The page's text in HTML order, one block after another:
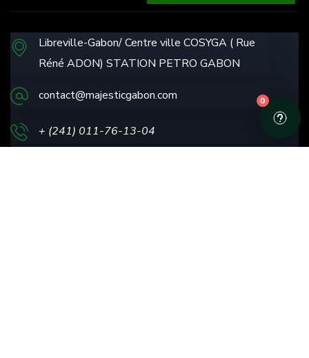
Libreville-Gabon/ Centre ville COSYGA ( Rue
Réné ADON) STATION PETRO GABON
contact@majesticgabon.com
+ (241) 011-76-13-04
62-15-97-66/62-62-97-40
ANNONCES
NEWSLETTER
0